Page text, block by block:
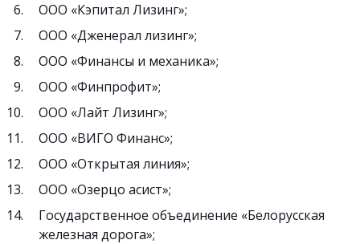
ООО «Кэпитал Лизинг»;
ООО «Дженерал лизинг»;
ООО «Финансы и механика»;
ООО «Финпрофит»;
ООО «Лайт Лизинг»;
ООО «ВИГО Финанс»;
ООО «Открытая линия»;
ООО «Озерцо асист»;
Государственное объединение «Белорусская
железная дорога»;